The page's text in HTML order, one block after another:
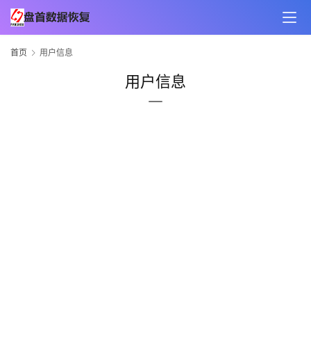
首页 用户信息
用户信息